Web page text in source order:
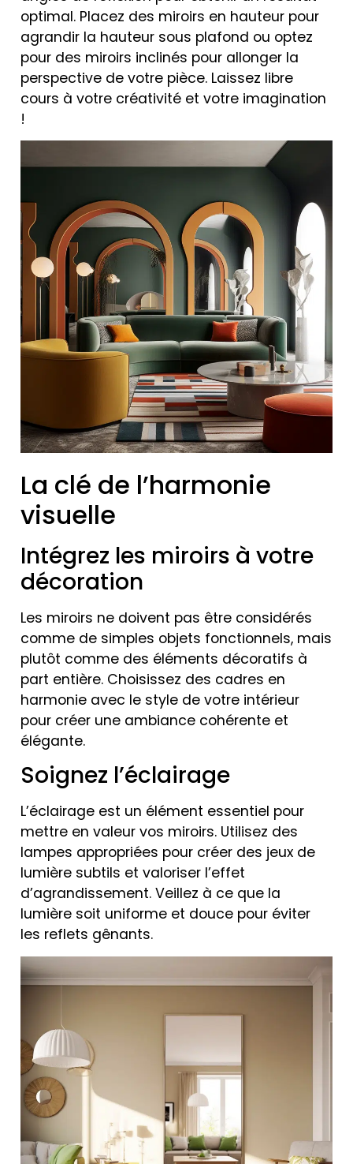
optimal. Placez des miroirs en hauteur pour
agrandir la hauteur sous plafond ou optez
pour des miroirs inclinés pour allonger la
perspective de votre pièce. Laissez libre
cours à votre créativité et votre imagination
!
La clé de l’harmonie
visuelle
Intégrez les miroirs à votre
décoration
Les miroirs ne doivent pas être considérés
comme de simples objets fonctionnels, mais
plutôt comme des éléments décoratifs à
part entière. Choisissez des cadres en
harmonie avec le style de votre intérieur
pour créer une ambiance cohérente et
élégante.
Soignez l’éclairage
L’éclairage est un élément essentiel pour
mettre en valeur vos miroirs. Utilisez des
lampes appropriées pour créer des jeux de
lumière subtils et valoriser l’effet
d’agrandissement. Veillez à ce que la
lumière soit uniforme et douce pour éviter
les reflets gênants.